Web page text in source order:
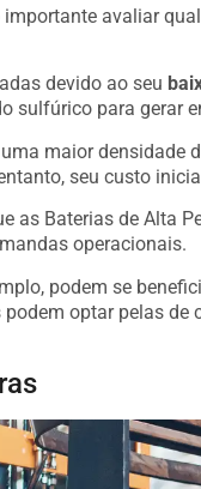
avaliar
devido ao seu
sulfúrico para gerar
maior densidade
seu custo
as Baterias de Alta
operacionais.
podem se
optar pelas